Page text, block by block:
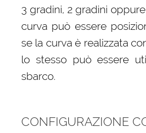
3 gradini, 2 gradini
curva può essere
se la curva è realizzata
lo stesso può essere
sbarco.
CONFIGURAZIONE